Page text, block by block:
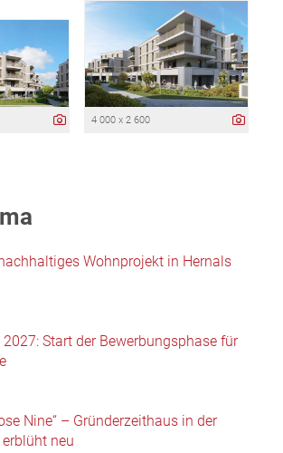
4 000 x 2 600
Wohnprojekt in Hernals
Start der Bewerbungsphase für
Nine“ – Gründerzeithaus in der
neu